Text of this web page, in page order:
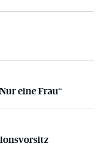
eine Frau“
eine Frau“